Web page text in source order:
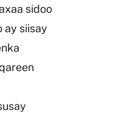
sidoo
ay siisay